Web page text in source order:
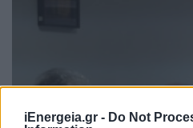
iEnergeia.gr - Do Not